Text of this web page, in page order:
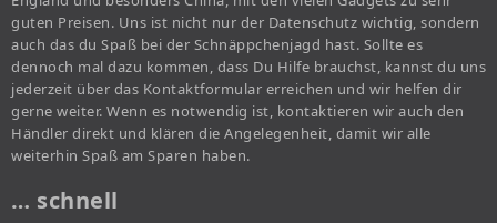
guten Preisen. Uns ist nicht nur der Datenschutz wichtig, sondern
auch das du Spaß bei der Schnäppchenjagd hast. Sollte es
dennoch mal dazu kommen, dass Du Hilfe brauchst, kannst du uns
jederzeit über das Kontaktformular erreichen und wir helfen dir
gerne weiter. Wenn es notwendig ist, kontaktieren wir auch den
Händler direkt und klären die Angelegenheit, damit wir alle
weiterhin Spaß am Sparen haben.
… schnell